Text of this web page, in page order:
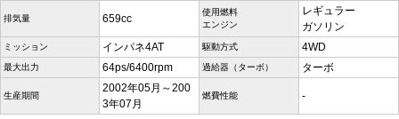
排気量 659cc
使用燃料
エンジン
レギュラー
ガソリン
ミッション インパネ4AT 駆動方式 4WD
最大出力 64ps/6400rpm 過給器（ターボ） ターボ
生産期間
2002年05月～200
3年07月
燃費性能 -